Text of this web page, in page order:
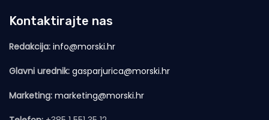
Kontaktirajte nas
Redakcija: info@morski.hr
Glavni urednik: gasparjurica@morski.hr
Marketing: marketing@morski.hr